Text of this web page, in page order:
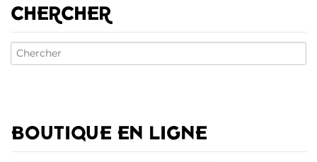
CHERCHER
BOUTIQUE EN LIGNE